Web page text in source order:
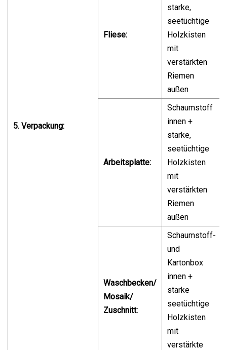
5. Verpackung:
Fliese:
starke,
seetüchtige
Holzkisten
mit
verstärkten
Riemen
außen
Arbeitsplatte:
Schaumstoff
innen +
starke,
seetüchtige
Holzkisten
mit
verstärkten
Riemen
außen
Waschbecken/
Mosaik/
Zuschnitt:
Schaumstoff-
und
Kartonbox
innen +
starke
seetüchtige
Holzkisten
mit
verstärkte